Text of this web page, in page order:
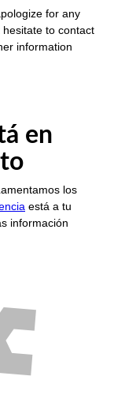
for any
to contact
information
en
los
está a tu
información